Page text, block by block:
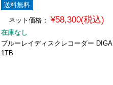
送料無料
ネット価格： ¥58,300(税込)
在庫なし
ブルーレイディスクレコーダー DIGA
1TB